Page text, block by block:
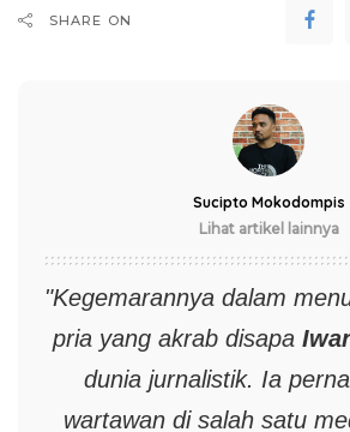
SHARE ON
Sucipto Mokodompis
Lihat artikel lainnya
"Kegemarannya dalam
pria yang akrab disapa
dunia jurnalistik. Ia
wartawan di salah satu